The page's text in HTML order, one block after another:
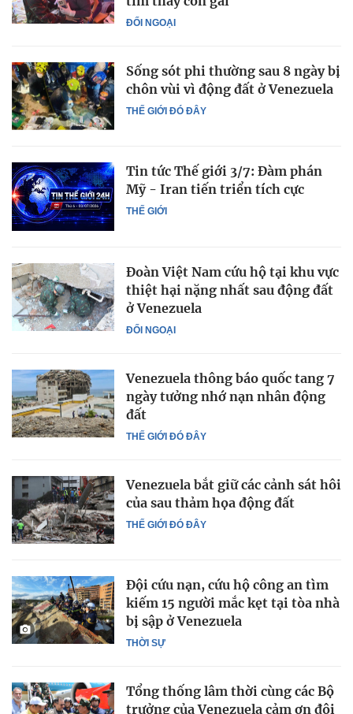
ĐỐI NGOẠI
THẾ GIỚI ĐÓ ĐÂY
Sống sót phi thường sau 8 ngày bị
chôn vùi vì động đất ở Venezuela
THẾ GIỚI
Tin tức Thế giới 3/7: Đàm phán
Mỹ - Iran tiến triển tích cực
ĐỐI NGOẠI
Đoàn Việt Nam cứu hộ tại khu vực
thiệt hại nặng nhất sau động đất
ở Venezuela
THẾ GIỚI ĐÓ ĐÂY
Venezuela thông báo quốc tang 7
ngày tưởng nhớ nạn nhân động
đất
THẾ GIỚI ĐÓ ĐÂY
Venezuela bắt giữ các cảnh sát hôi
của sau thảm họa động đất
THỜI SỰ
Đội cứu nạn, cứu hộ công an tìm
kiếm 15 người mắc kẹt tại tòa nhà
bị sập ở Venezuela
Tổng thống lâm thời cùng các Bộ
trưởng của Venezuela cảm ơn đội